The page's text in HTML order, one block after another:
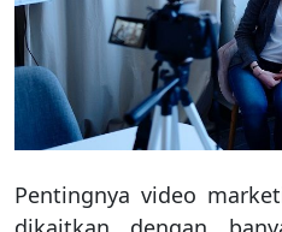
Pentingnya video